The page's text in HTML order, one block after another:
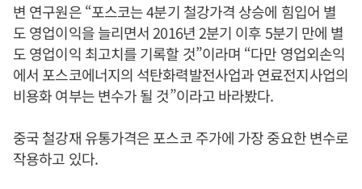
변 연구원은 “포스코는 4분기 철강가격 상승에 힘입어 별
도 영업이익을 늘리면서 2016년 2분기 이후 5분기 만에 별
도 영업이익 최고치를 기록할 것”이라며 “다만 영업외손익
에서 포스코에너지의 석탄화력발전사업과 연료전지사업의
비용화 여부는 변수가 될 것”이라고 바라봤다.
중국 철강재 유통가격은 포스코 주가에 가장 중요한 변수로
작용하고 있다.